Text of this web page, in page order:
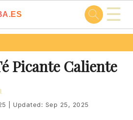
☰
Picante Caliente
Updated: Sep 25, 2025